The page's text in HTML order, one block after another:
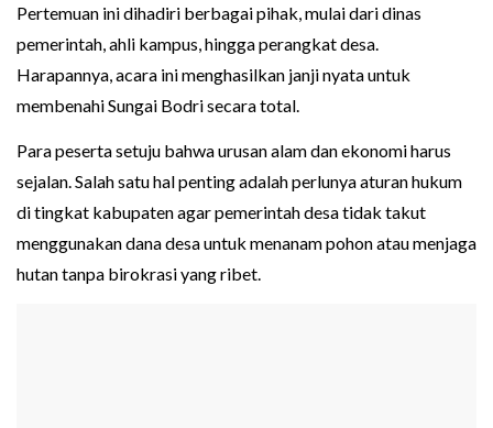
Pertemuan ini dihadiri berbagai pihak, mulai dari dinas
pemerintah, ahli kampus, hingga perangkat desa.
Harapannya, acara ini menghasilkan janji nyata untuk
membenahi Sungai Bodri secara total.
Para peserta setuju bahwa urusan alam dan ekonomi harus
sejalan. Salah satu hal penting adalah perlunya aturan hukum
di tingkat kabupaten agar pemerintah desa tidak takut
menggunakan dana desa untuk menanam pohon atau menjaga
hutan tanpa birokrasi yang ribet.